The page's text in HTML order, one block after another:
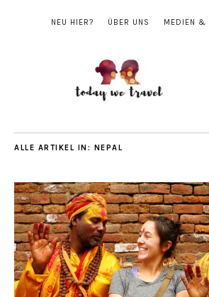
NEU HIER? ÜBER UNS MEDIEN &
ALLE ARTIKEL IN: NEPAL